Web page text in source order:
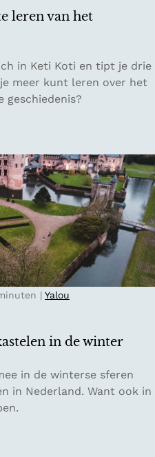
leren van het
in Keti Koti en tipt je drie
meer kunt leren over het
geschiedenis?
in de winter
| Yalou
in de winterse sferen
in Nederland. Want ook in